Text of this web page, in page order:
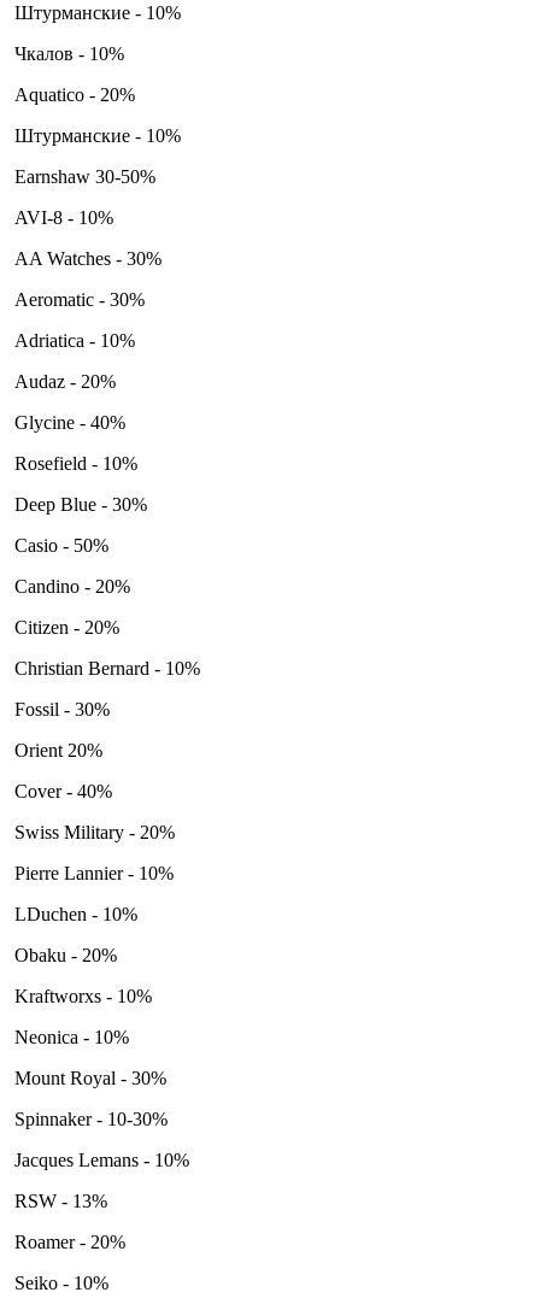
Штурманские - 10%
Чкалов - 10%
Aquatico - 20%
Штурманские - 10%
Earnshaw 30-50%
AVI-8 - 10%
AA Watches - 30%
Aeromatic - 30%
Adriatica - 10%
Audaz - 20%
Glycine - 40%
Rosefield - 10%
Deep Blue - 30%
Casio - 50%
Candino - 20%
Citizen - 20%
Christian Bernard - 10%
Fossil - 30%
Orient 20%
Cover - 40%
Swiss Military - 20%
Pierre Lannier - 10%
LDuchen - 10%
Obaku - 20%
Kraftworxs - 10%
Neonica - 10%
Mount Royal - 30%
Spinnaker - 10-30%
Jacques Lemans - 10%
RSW - 13%
Roamer - 20%
Seiko - 10%